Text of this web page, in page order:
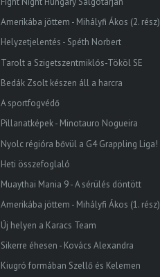
Amerikába jöttem - Mihályfi Ákos (2. rész)
Helyzetjelentés - Spéth Norbert
Tarolt a Szigetszentmiklós-Tököl SE
Bedák Zsolt készen áll a harcra
A sportfogvédő
Pillanatképek - Minotauro Nogueira
Nyolc régióra bővül a G4 Grappling Liga!
Heti összefoglaló
Muaythai Mania 9 - A sérülés döntött
Amerikába jöttem - Mihályfi Ákos (1. rész)
Új helyen a Karacs Team
Sikerre éhesen - Kovács Alexandra
Kiugró formában Szellő és Kelemen